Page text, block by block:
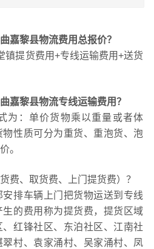
嘉黎县物流费用总报价？
镇提货费用+专线运输费用+送货
嘉黎县物流专线运输费用？
为：单价货物乘以重量或者体
性质可分为重货、重泡货、泡
。
费、取货费、上门提货费）？
排车辆上门把货物运送到专线
的费用称为提货费，提货区域
红锋社区、东泊社区、江南社
翠村、袁家涌村、吴家涌村、凤